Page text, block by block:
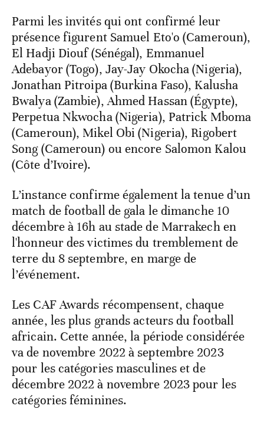
Parmi les invités qui ont confirmé leur
présence figurent Samuel Eto'o (Cameroun),
El Hadji Diouf (Sénégal), Emmanuel
Adebayor (Togo), Jay-Jay Okocha (Nigeria),
Jonathan Pitroipa (Burkina Faso), Kalusha
Bwalya (Zambie), Ahmed Hassan (Égypte),
Perpetua Nkwocha (Nigeria), Patrick Mboma
(Cameroun), Mikel Obi (Nigeria), Rigobert
Song (Cameroun) ou encore Salomon Kalou
(Côte d’Ivoire).
L’instance confirme également la tenue d’un
match de football de gala le dimanche 10
décembre à 16h au stade de Marrakech en
l'honneur des victimes du tremblement de
terre du 8 septembre, en marge de
l’événement.
Les CAF Awards récompensent, chaque
année, les plus grands acteurs du football
africain. Cette année, la période considérée
va de novembre 2022 à septembre 2023
pour les catégories masculines et de
décembre 2022 à novembre 2023 pour les
catégories féminines.